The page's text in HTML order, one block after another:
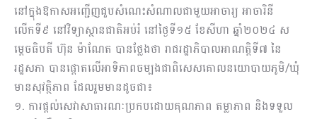
នៅក្នុងឱកាសអញ្ជើញជួបសំណេះសំណាលជាមួយអាចារ្យ អាចារិនី
លើកទី៩ នៅវិទ្យាស្ថានជាតិអប់រំ នៅថ្ងៃទី១៥ ខែសីហា ឆ្នាំ២០២៤ ស
ម្តេចធិបតី ហ៊ុន ម៉ាណែត បានថ្លែងថា រាជរដ្ឋាភិបាលអាណត្តិទី៧ នៃ
រដ្ឋសភា បានផ្តោតលើអាទិភាពចម្បងជាពិសេសគោលនយោបាយភូមិ/ឃុំ
មានសុវត្ថិភាព ដែលរួមមានដូចជា៖
១. ការផ្តល់សេវាសាធារណៈប្រកបដោយគុណភាព តម្លាភាព និងទទួល